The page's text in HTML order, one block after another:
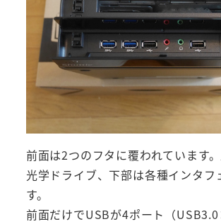
前面は2つのフタに覆われています
光学ドライブ、下部は各種インタフ
す。
前面だけでUSBが4ポート（